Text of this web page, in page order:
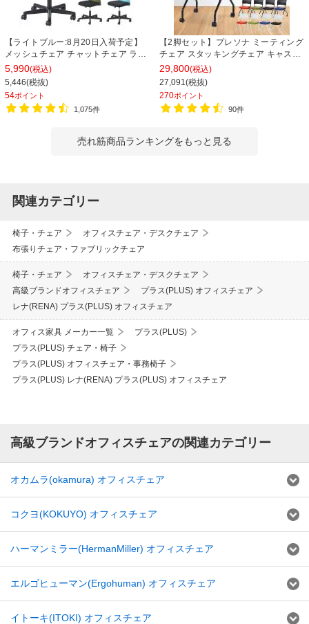
【ライトブルー:8月20日入荷予定】
メッシュチェア チャットチェア ラン
バーサポート オフィスチェア デスク
チェア 会議椅子 幅580×奥行580×高
さ835-930mm
5,990(税込)
5,446(税抜)
54ポイント
1,075件
【2脚セット】プレソナ ミーティング
チェア スタッキングチェア キャスタ
ー付き 座面クッション 幅570×奥行
565×高さ805mm 会議室 収納 法人
大人数 重ねる 会議用椅子 会議用チェ
ア
29,800(税込)
27,091(税抜)
270ポイント
90件
売れ筋商品ランキングをもっと見る
関連カテゴリー
椅子・チェア
オフィスチェア・デスクチェア
布張りチェア・ファブリックチェア
椅子・チェア
オフィスチェア・デスクチェア
高級ブランドオフィスチェア
プラス(PLUS) オフィスチェア
レナ(RENA) プラス(PLUS) オフィスチェア
オフィス家具 メーカー一覧
プラス(PLUS)
プラス(PLUS) チェア・椅子
プラス(PLUS) オフィスチェア・事務椅子
プラス(PLUS) レナ(RENA) プラス(PLUS) オフィスチェア
高級ブランドオフィスチェアの関連カテゴリー
オカムラ(okamura) オフィスチェア
コクヨ(KOKUYO) オフィスチェア
ハーマンミラー(HermanMiller) オフィスチェア
エルゴヒューマン(Ergohuman) オフィスチェア
イトーキ(ITOKI) オフィスチェア